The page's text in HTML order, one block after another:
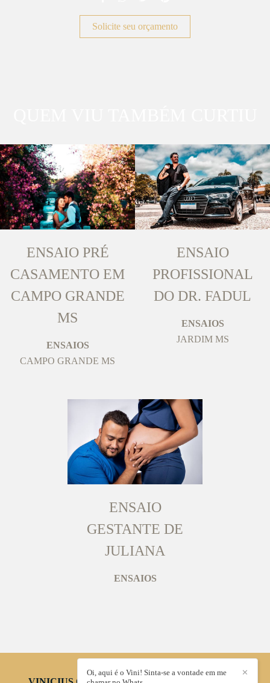
Solicite seu orçamento
ENSAIO PRÉ
CASAMENTO EM
CAMPO GRANDE
MS
ENSAIOS
CAMPO GRANDE MS
ENSAIO
PROFISSIONAL
DO DR. FADUL
ENSAIOS
JARDIM MS
ENSAIO
GESTANTE DE
JULIANA
ENSAIOS
✕
Oi, aqui é o Vini! Sinta-se a vontade em me